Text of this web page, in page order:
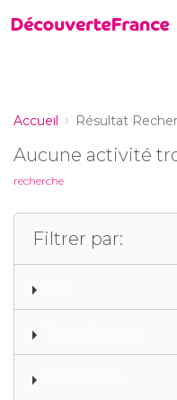
Accueil Résultat
Aucune activité
recherche
Filtrer par: